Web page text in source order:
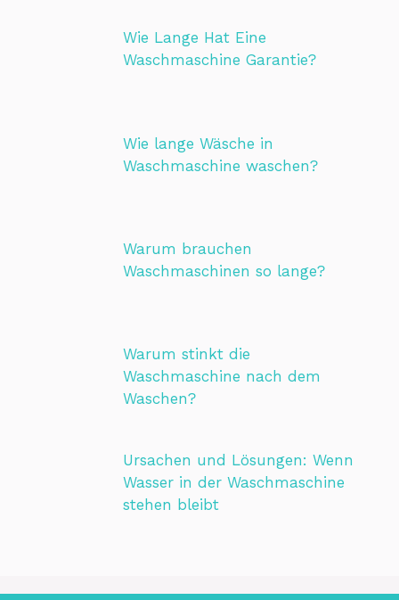
Wie Lange Hat Eine
Waschmaschine Garantie?
Wie lange Wäsche in
Waschmaschine waschen?
Warum brauchen
Waschmaschinen so lange?
Warum stinkt die
Waschmaschine nach dem
Waschen?
Ursachen und Lösungen: Wenn
Wasser in der Waschmaschine
stehen bleibt